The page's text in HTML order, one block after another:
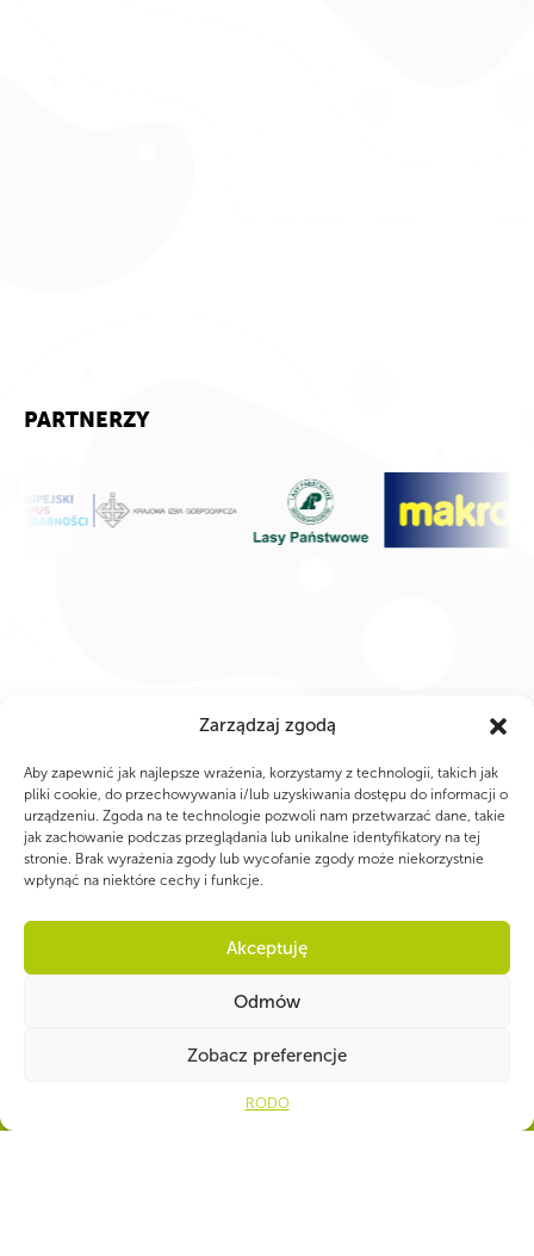
Zarządzaj zgodą
Aby zapewnić jak najlepsze wrażenia, korzystamy z technologii, takich jak
pliki cookie, do przechowywania i/lub uzyskiwania dostępu do informacji o
urządzeniu. Zgoda na te technologie pozwoli nam przetwarzać dane, takie
jak zachowanie podczas przeglądania lub unikalne identyfikatory na tej
stronie. Brak wyrażenia zgody lub wycofanie zgody może niekorzystnie
wpłynąć na niektóre cechy i funkcje.
Akceptuję
Odmów
Zobacz preferencje
RODO
PARTNERZY
WSPÓLNIE DLA HARCERSKIEJ MISJI
Twoje wsparcie, nasza
Numer konta do darowizn na rzecz ZHP
39 1140 1010 0000 2734 6700